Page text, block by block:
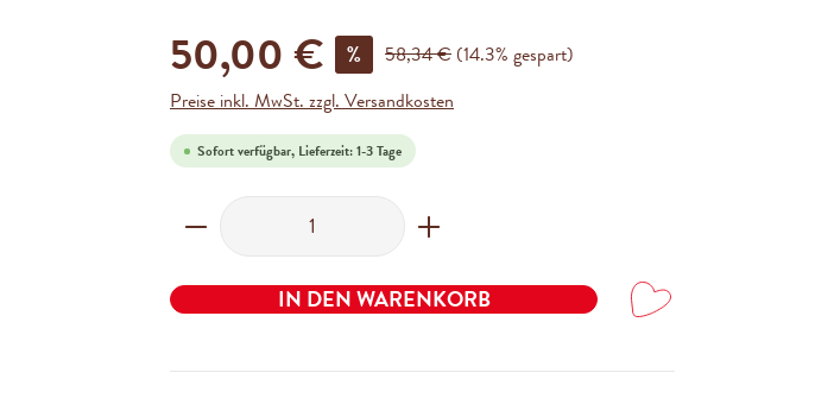
50,00 € % 58,34 € (14.3% gespart)
Preise inkl. MwSt. zzgl. Versandkosten
Sofort verfügbar, Lieferzeit: 1-3 Tage
Produkt Anzahl: Gib den gewünschten Wert ein oder
IN DEN WARENKORB